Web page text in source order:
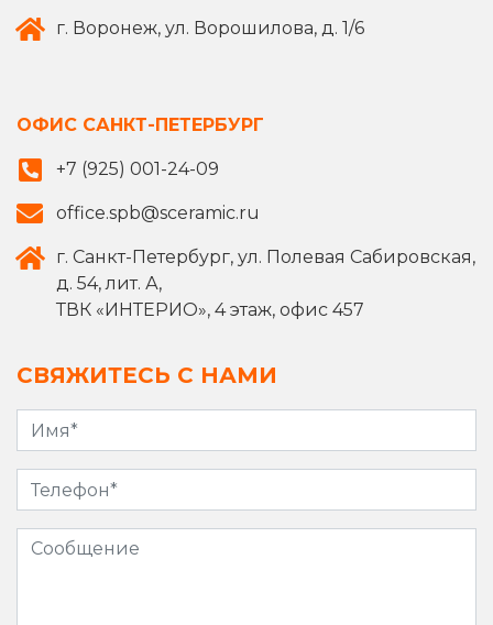
г. Воронеж, ул. Ворошилова, д. 1/6
ОФИС САНКТ-ПЕТЕРБУРГ
+7 (925) 001-24-09
office.spb@sceramic.ru
г. Санкт-Петербург, ул. Полевая Сабировская,
д. 54, лит. А,
ТВК «ИНТЕРИО», 4 этаж, офис 457
СВЯЖИТЕСЬ С НАМИ